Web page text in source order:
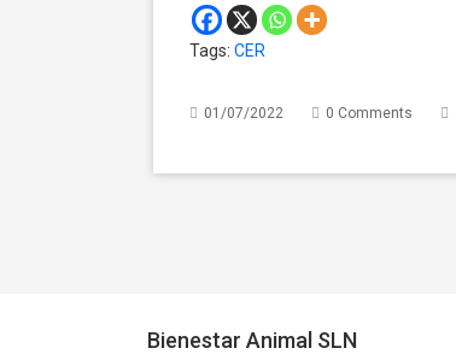
Tags: CER
01/07/2022 0 Comments
Bienestar Animal SLN